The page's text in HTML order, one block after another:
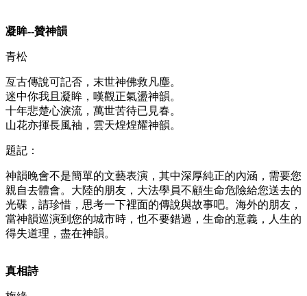
凝眸--贊神韻
青松
亙古傳說可記否，末世神佛救凡塵。
迷中你我且凝眸，嘆觀正氣盪神韻。
十年悲楚心淚流，萬世苦待已見春。
山花亦揮長風袖，雲天煌煌耀神韻。
題記：
神韻晚會不是簡單的文藝表演，其中深厚純正的內涵，需要您
親自去體會。大陸的朋友，大法學員不顧生命危險給您送去的
光碟，請珍惜，思考一下裡面的傳說與故事吧。海外的朋友，
當神韻巡演到您的城市時，也不要錯過，生命的意義，人生的
得失道理，盡在神韻。
真相詩